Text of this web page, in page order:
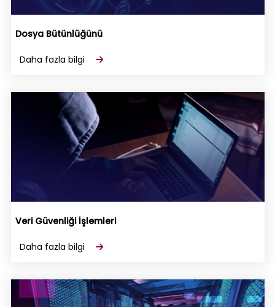
Dosya Bütünlüğünü
Daha fazla bilgi
Veri Güvenliği İşlemleri
Daha fazla bilgi